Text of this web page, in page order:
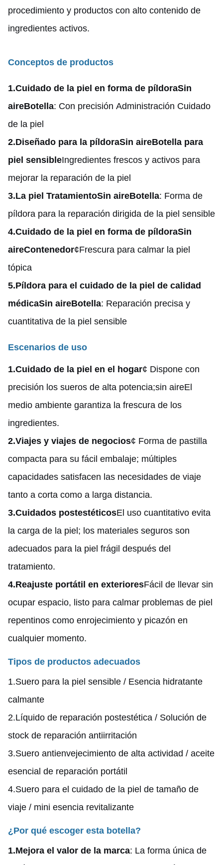
procedimiento y productos con alto contenido de
ingredientes activos.
Conceptos de productos
1.Cuidado de la piel en forma de píldoraSin
aireBotella: Con precisión Administración Cuidado
de la piel
2.Diseñado para la píldoraSin aireBotella para
piel sensibleIngredientes frescos y activos para
mejorar la reparación de la piel
3.La piel TratamientoSin aireBotella: Forma de
píldora para la reparación dirigida de la piel sensible
4.Cuidado de la piel en forma de píldoraSin
aireContenedor¢Frescura para calmar la piel
tópica
5.Píldora para el cuidado de la piel de calidad
médicaSin aireBotella: Reparación precisa y
cuantitativa de la piel sensible
Escenarios de uso
1.Cuidado de la piel en el hogar¢ Dispone con
precisión los sueros de alta potencia;sin aireEl
medio ambiente garantiza la frescura de los
ingredientes.
2.Viajes y viajes de negocios¢ Forma de pastilla
compacta para su fácil embalaje; múltiples
capacidades satisfacen las necesidades de viaje
tanto a corta como a larga distancia.
3.Cuidados postestéticosEl uso cuantitativo evita
la carga de la piel; los materiales seguros son
adecuados para la piel frágil después del
tratamiento.
4.Reajuste portátil en exterioresFácil de llevar sin
ocupar espacio, listo para calmar problemas de piel
repentinos como enrojecimiento y picazón en
cualquier momento.
Tipos de productos adecuados
1.Suero para la piel sensible / Esencia hidratante
calmante
2.Líquido de reparación postestética / Solución de
stock de reparación antiirritación
3.Suero antienvejecimiento de alta actividad / aceite
esencial de reparación portátil
4.Suero para el cuidado de la piel de tamaño de
viaje / mini esencia revitalizante
¿Por qué escoger esta botella?
1.Mejora el valor de la marca: La forma única de